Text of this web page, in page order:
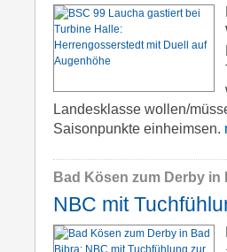
Landesklasse wollen/
Saisonpunkte einheimsen.
Bad Kösen zum Derby in
NBC mit